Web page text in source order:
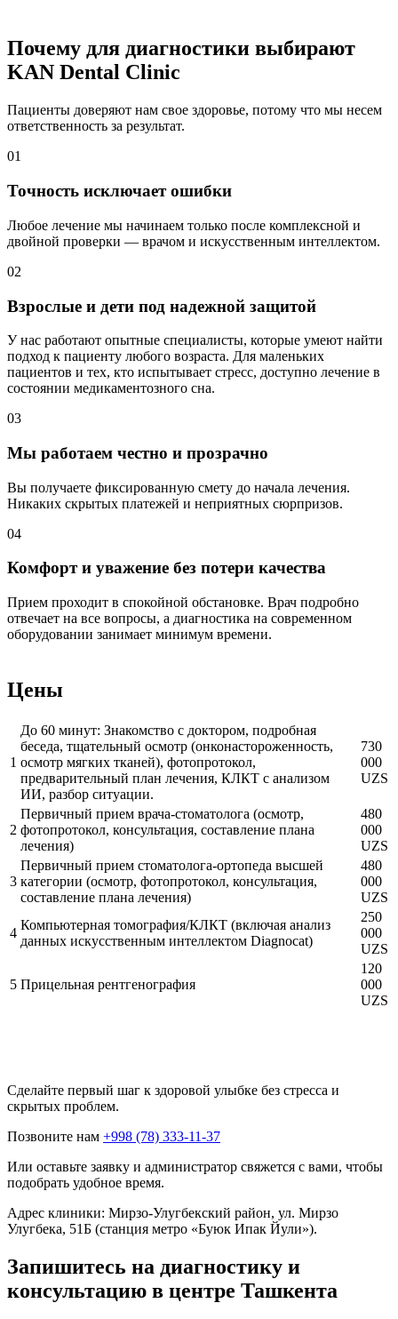
Почему для диагностики выбирают
KAN Dental Clinic
Пациенты доверяют нам свое здоровье, потому что мы несем
ответственность за результат.
01
Точность исключает ошибки
Любое лечение мы начинаем только после комплексной и
двойной проверки — врачом и искусственным интеллектом.
02
Взрослые и дети под надежной защитой
У нас работают опытные специалисты, которые умеют найти
подход к пациенту любого возраста. Для маленьких
пациентов и тех, кто испытывает стресс, доступно лечение в
состоянии медикаментозного сна.
03
Мы работаем честно и прозрачно
Вы получаете фиксированную смету до начала лечения.
Никаких скрытых платежей и неприятных сюрпризов.
04
Комфорт и уважение без потери качества
Прием проходит в спокойной обстановке. Врач подробно
отвечает на все вопросы, а диагностика на современном
оборудовании занимает минимум времени.
Цены
1
До 60 минут: Знакомство с доктором, подробная
беседа, тщательный осмотр (онконастороженность,
осмотр мягких тканей), фотопротокол,
предварительный план лечения, КЛКТ с анализом
ИИ, разбор ситуации.
730
000
UZS
2
Первичный прием врача-стоматолога (осмотр,
фотопротокол, консультация, составление плана
лечения)
480
000
UZS
3
Первичный прием стоматолога-ортопеда высшей
категории (осмотр, фотопротокол, консультация,
составление плана лечения)
480
000
UZS
4
Компьютерная томография/КЛКТ (включая анализ
данных искусственным интеллектом Diagnocat)
250
000
UZS
5 Прицельная рентгенография
120
000
UZS
Сделайте первый шаг к здоровой улыбке без стресса и
скрытых проблем.
Позвоните нам +998 (78) 333-11-37
Или оставьте заявку и администратор свяжется с вами, чтобы
подобрать удобное время.
Адрес клиники: Мирзо-Улугбекский район, ул. Мирзо
Улугбека, 51Б (станция метро «Буюк Ипак Йули»).
Запишитесь на диагностику и
консультацию в центре Ташкента